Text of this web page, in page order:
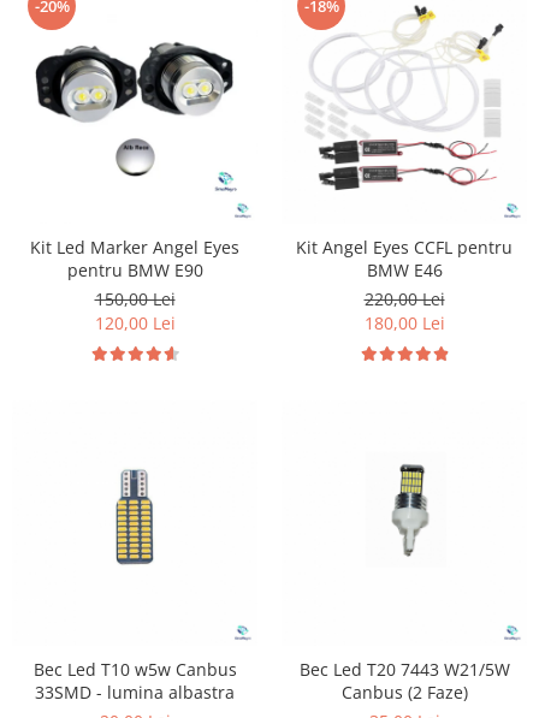
-20%
Kit Led Marker Angel Eyes
pentru BMW E90
150,00 Lei
120,00 Lei
-18%
Kit Angel Eyes CCFL pentru
BMW E46
220,00 Lei
180,00 Lei
Bec Led T10 w5w Canbus
33SMD - lumina albastra
Bec Led T20 7443 W21/5W
Canbus (2 Faze)